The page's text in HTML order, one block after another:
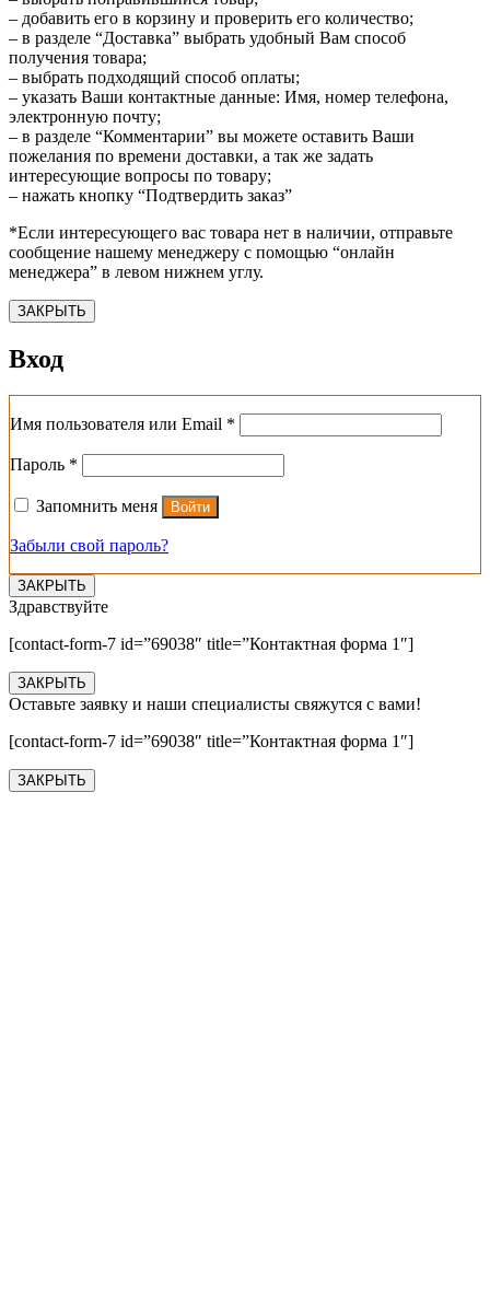
– добавить его в корзину и проверить его количество;
– в разделе “Доставка” выбрать удобный Вам способ
получения товара;
– выбрать подходящий способ оплаты;
– указать Ваши контактные данные: Имя, номер телефона,
электронную почту;
– в разделе “Комментарии” вы можете оставить Ваши
пожелания по времени доставки, а так же задать
интересующие вопросы по товару;
– нажать кнопку “Подтвердить заказ”
*Если интересующего вас товара нет в наличии, отправьте
сообщение нашему менеджеру с помощью “онлайн
менеджера” в левом нижнем углу.
ЗАКРЫТЬ
Вход
Имя пользователя или Email *
Пароль *
Запомнить меня Войти
Забыли свой пароль?
ЗАКРЫТЬ
Здравствуйте
[contact-form-7 id=”69038″ title=”Контактная форма 1″]
ЗАКРЫТЬ
Оставьте заявку и наши специалисты свяжутся с вами!
[contact-form-7 id=”69038″ title=”Контактная форма 1″]
ЗАКРЫТЬ